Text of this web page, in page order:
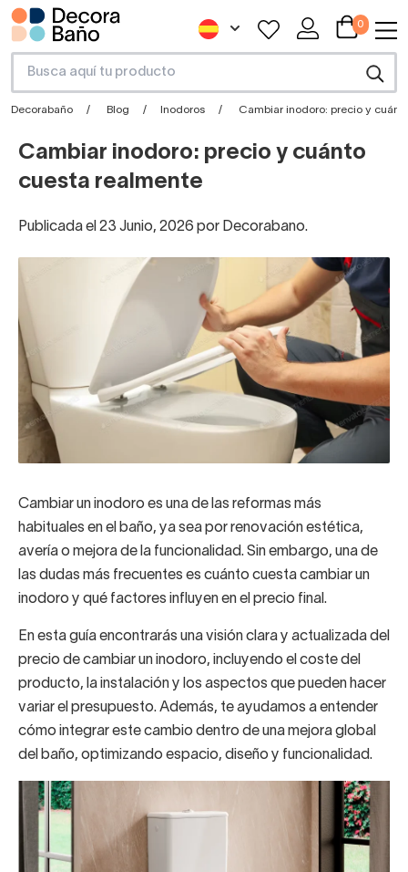
0
Decorabaño Blog Inodoros Cambiar inodoro: precio y
Cambiar inodoro: precio y cuánto
cuesta realmente
Publicada el 23 Junio, 2026 por Decorabano.
Cambiar un inodoro es una de las reformas más
habituales en el baño, ya sea por renovación estética,
avería o mejora de la funcionalidad. Sin embargo, una de
las dudas más frecuentes es cuánto cuesta cambiar un
inodoro y qué factores influyen en el precio final.
En esta guía encontrarás una visión clara y actualizada del
precio de cambiar un inodoro, incluyendo el coste del
producto, la instalación y los aspectos que pueden hacer
variar el presupuesto. Además, te ayudamos a entender
cómo integrar este cambio dentro de una mejora global
del baño, optimizando espacio, diseño y funcionalidad.